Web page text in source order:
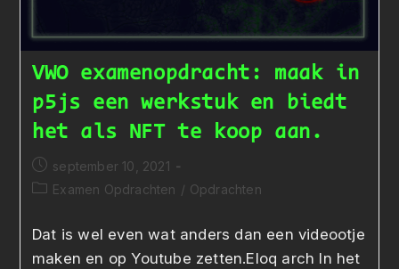
VWO examenopdracht: maak in
p5js een werkstuk en biedt
het als NFT te koop aan.
Bericht
gepubliceerd
september 10, 2021
Berichtcategorie:
Examen Opdrachten / Opdrachten
Dat is wel even wat anders dan een videootje
maken en op Youtube zetten.Eloq arch In het